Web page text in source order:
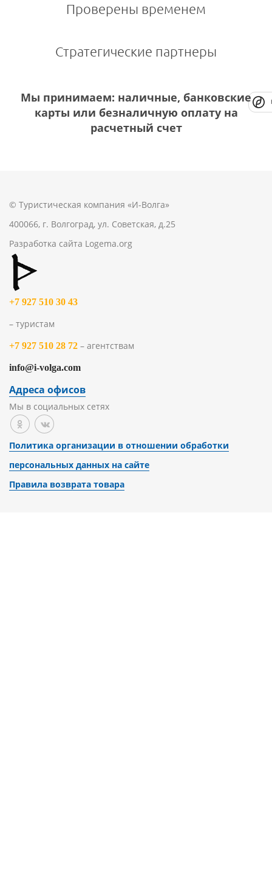
Проверены временем
Стратегические партнеры
Мы принимаем: наличные, банковские
карты или безналичную оплату на
расчетный счет
© Туристическая компания «И-Волга»
400066, г. Волгоград, ул. Советская, д.25
Разработка сайта Logema.org
+7 927 510 30 43
– туристам
+7 927 510 28 72 – агентствам
info@i-volga.com
Адреса офисов
Мы в социальных сетях
Политика организации в отношении обработки
персональных данных на сайте
Правила возврата товара